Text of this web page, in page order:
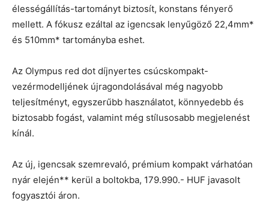
élességállítás-tartományt biztosít, konstans fényerő
mellett. A fókusz ezáltal az igencsak lenyűgöző 22,4mm*
és 510mm* tartományba eshet.
Az Olympus red dot díjnyertes csúcskompakt-
vezérmodelljének újragondolásával még nagyobb
teljesítményt, egyszerűbb használatot, könnyedebb és
biztosabb fogást, valamint még stílusosabb megjelenést
kínál.
Az új, igencsak szemrevaló, prémium kompakt várhatóan
nyár elején** kerül a boltokba, 179.990.- HUF javasolt
fogyasztói áron.